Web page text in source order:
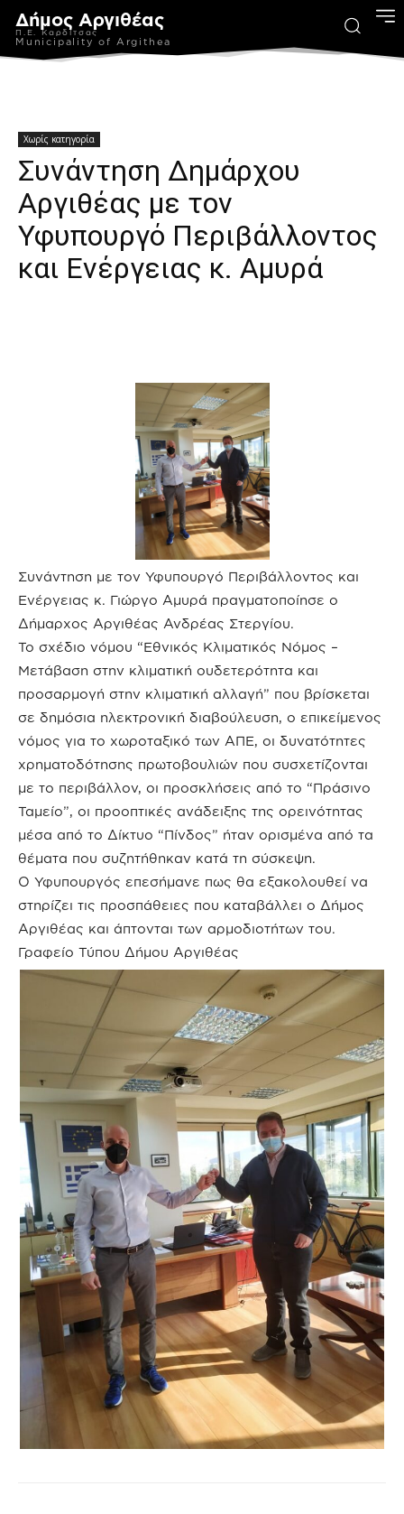
Δήμος Αργιθέας
Π.Ε. Καρδίτσας
Municipality of Argithea
Χωρίς κατηγορία
Συνάντηση Δημάρχου
Αργιθέας με τον
Υφυπουργό Περιβάλλοντος
και Ενέργειας κ. Αμυρά
Συνάντηση με τον Υφυπουργό Περιβάλλοντος και
Ενέργειας κ. Γιώργο Αμυρά πραγματοποίησε ο
Δήμαρχος Αργιθέας Ανδρέας Στεργίου.
Το σχέδιο νόμου “Εθνικός Κλιματικός Νόμος –
Μετάβαση στην κλιματική ουδετερότητα και
προσαρμογή στην κλιματική αλλαγή” που βρίσκεται
σε δημόσια ηλεκτρονική διαβούλευση, ο επικείμενος
νόμος για το χωροταξικό των ΑΠΕ, οι δυνατότητες
χρηματοδότησης πρωτοβουλιών που συσχετίζονται
με το περιβάλλον, οι προσκλήσεις από το “Πράσινο
Ταμείο”, οι προοπτικές ανάδειξης της ορεινότητας
μέσα από το Δίκτυο “Πίνδος” ήταν ορισμένα από τα
θέματα που συζητήθηκαν κατά τη σύσκεψη.
Ο Υφυπουργός επεσήμανε πως θα εξακολουθεί να
στηρίζει τις προσπάθειες που καταβάλλει ο Δήμος
Αργιθέας και άπτονται των αρμοδιοτήτων του.
Γραφείο Τύπου Δήμου Αργιθέας